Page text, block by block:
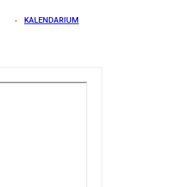
KALENDARIUM